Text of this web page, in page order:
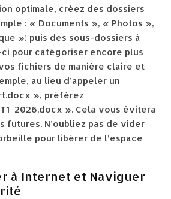
optimale, créez des dossiers
: « Documents », « Photos »,
») puis des sous-dossiers à
pour catégoriser encore plus
fichiers de manière claire et
au lieu d’appeler un
», préférez
». Cela vous évitera
futures. N’oubliez pas de vider
pour libérer de l’espace
à Internet et Naviguer